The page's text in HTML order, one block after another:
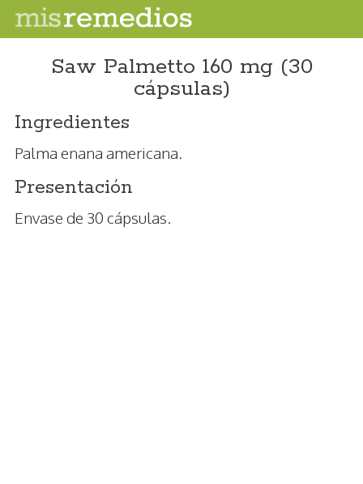
Saw Palmetto 160 mg (30
cápsulas)
Ingredientes
Palma enana americana.
Presentación
Envase de 30 cápsulas.